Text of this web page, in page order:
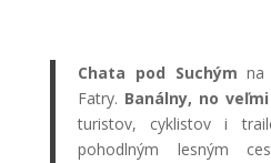
Chata pod Suchým na
Fatry. Banálny, no
turistov, cyklistov i
pohodlným lesným